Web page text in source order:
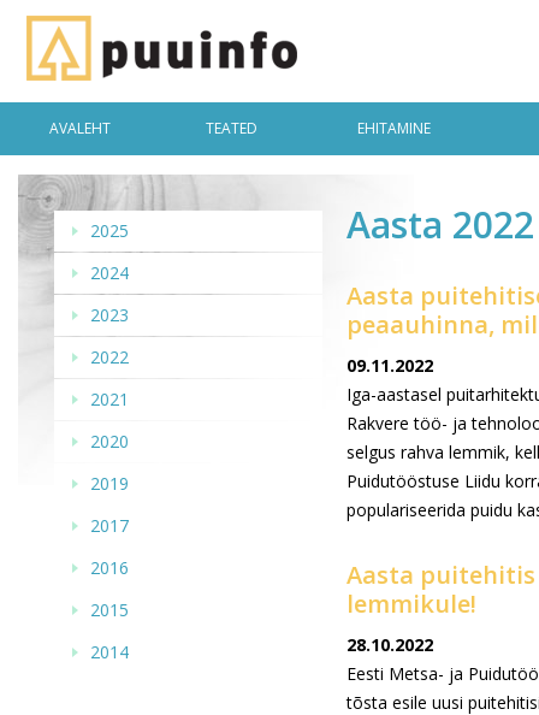
AVALEHT TEATED EHITAMINE
2025
2024
2023
2022
2021
2020
2019
2017
2016
2015
2014
Aasta
Aasta
peaauhinna,
09.11.2022
Iga-aastasel
Rakvere töö- ja
selgus rahva lemmik,
Puidutööstuse Liidu
populariseerida puidu
Aasta
lemmikule!
28.10.2022
Eesti Metsa- ja
tõsta esile uusi